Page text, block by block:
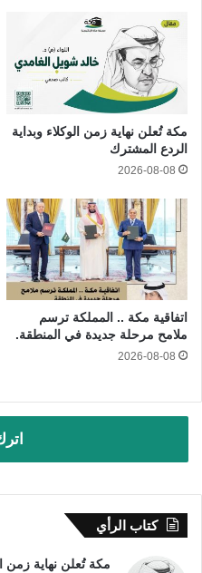
مكة تُعلن نهاية زمن الوكلاء وبداية
الردع المشترك
2026-08-08
اتفاقية مكة .. المملكة ترسم
ملامح مرحلة جديدة في المنطقة.
2026-08-08
كتاب الرأي
مكة تُعلن نهاية زمن